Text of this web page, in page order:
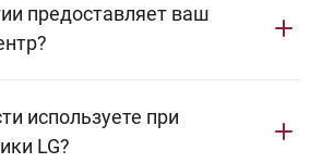
предоставляет ваш
ваша бытовая техника LG будет
поломок: гарантия
используете при
LG?